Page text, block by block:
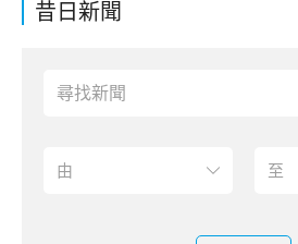
昔日新聞